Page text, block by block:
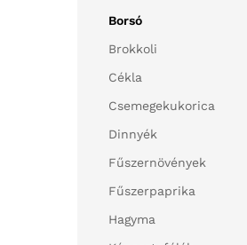
Borsó
Brokkoli
Cékla
Csemegekukorica
Dinnyék
Fűszernövények
Fűszerpaprika
Hagyma